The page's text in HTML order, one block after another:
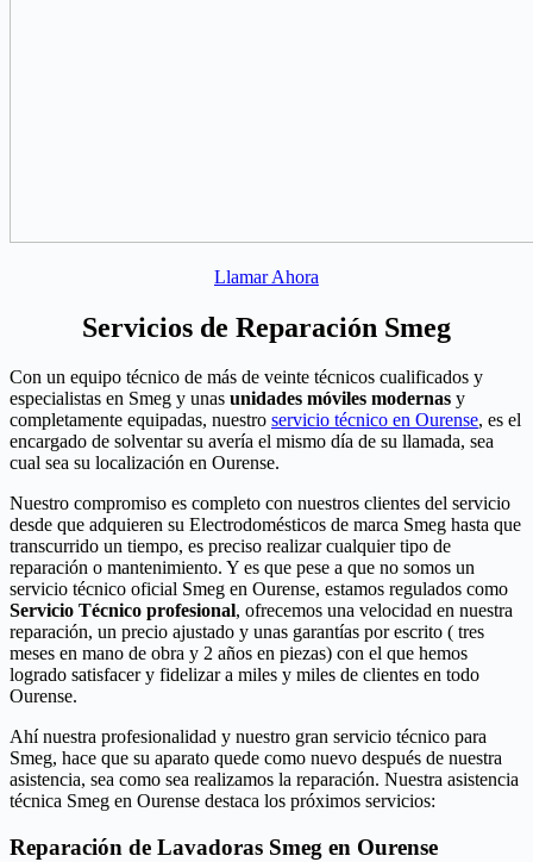
Llamar Ahora
Servicios de Reparación Smeg
Con un equipo técnico de más de veinte técnicos cualificados y
especialistas en Smeg y unas unidades móviles modernas y
completamente equipadas, nuestro servicio técnico en Ourense, es el
encargado de solventar su avería el mismo día de su llamada, sea
cual sea su localización en Ourense.
Nuestro compromiso es completo con nuestros clientes del servicio
desde que adquieren su Electrodomésticos de marca Smeg hasta que
transcurrido un tiempo, es preciso realizar cualquier tipo de
reparación o mantenimiento. Y es que pese a que no somos un
servicio técnico oficial Smeg en Ourense, estamos regulados como
Servicio Técnico profesional, ofrecemos una velocidad en nuestra
reparación, un precio ajustado y unas garantías por escrito ( tres
meses en mano de obra y 2 años en piezas) con el que hemos
logrado satisfacer y fidelizar a miles y miles de clientes en todo
Ourense.
Ahí nuestra profesionalidad y nuestro gran servicio técnico para
Smeg, hace que su aparato quede como nuevo después de nuestra
asistencia, sea como sea realizamos la reparación. Nuestra asistencia
técnica Smeg en Ourense destaca los próximos servicios:
Reparación de Lavadoras Smeg en Ourense